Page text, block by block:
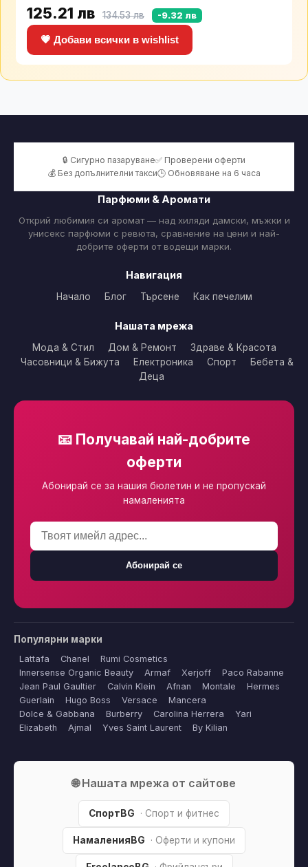
125.21 лв 134.53 лв -9.32 лв
💗 Добави всички в wishlist
🔒 Сигурно пазаруване✅ Проверени оферти
💰 Без допълнителни такси🕒 Обновяване на 6 часа
Парфюми & Аромати
Открий любимия си аромат — над хиляди дамски, мъжки и
унисекс парфюми с ревюта, сравнение на цени и най-
добрите оферти от водещи марки.
Навигация
Начало Блог Търсене Как печелим
Нашата мрежа
Мода & Стил Дом & Ремонт
Здраве & Красота
Часовници & Бижута
Електроника Спорт
Бебета &
Деца
📧 Получавай най-добрите
оферти
Абонирай се за нашия бюлетин и не пропускай
намаленията
Абонирай се
Популярни марки
Lattafa Chanel
Rumi Cosmetics
Innersense Organic Beauty
Armaf Xerjoff
Paco Rabanne
Jean Paul Gaultier
Calvin Klein Afnan Montale
Hermes
Guerlain
Hugo Boss Versace
Mancera
Dolce & Gabbana
Burberry Carolina Herrera
Yari
Elizabeth
Ajmal Yves Saint Laurent By Kilian
🌐 Нашата мрежа от сайтове
СпортBG · Спорт и фитнес
НамаленияBG · Оферти и купони